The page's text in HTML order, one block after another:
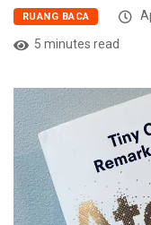
RUANG BACA
5 minutes read